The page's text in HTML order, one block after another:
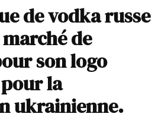
de vodka russe
de
son logo
la
ukrainienne.